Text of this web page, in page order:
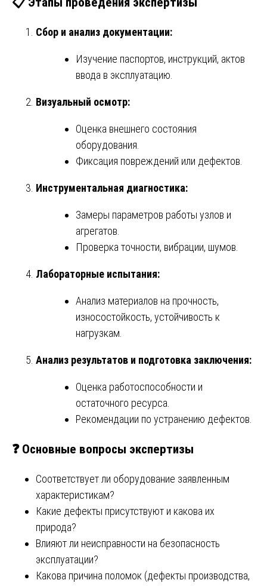
Сбор и анализ документации:
Изучение паспортов, инструкций, актов
ввода в эксплуатацию.
Визуальный осмотр:
Оценка внешнего состояния
оборудования.
Фиксация повреждений или дефектов.
Инструментальная диагностика:
Замеры параметров работы узлов и
агрегатов.
Проверка точности, вибрации, шумов.
Лабораторные испытания:
Анализ материалов на прочность,
износостойкость, устойчивость к
нагрузкам.
Анализ результатов и подготовка заключения:
Оценка работоспособности и
остаточного ресурса.
Рекомендации по устранению дефектов.
❓ Основные вопросы экспертизы
Соответствует ли оборудование заявленным
характеристикам?
Какие дефекты присутствуют и какова их
природа?
Влияют ли неисправности на безопасность
эксплуатации?
Какова причина поломок (дефекты производства,